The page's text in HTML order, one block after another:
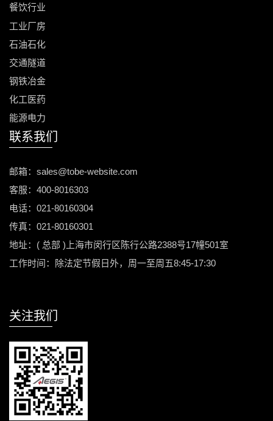
餐饮行业
工业厂房
石油石化
交通隧道
钢铁冶金
化工医药
能源电力
联系我们
邮箱：sales@tobe-website.com
客服：400-8016303
电话：021-80160304
传真：021-80160301
地址：( 总部 )上海市闵行区陈行公路2388号17幢501室
工作时间：除法定节假日外，周一至周五8:45-17:30
关注我们